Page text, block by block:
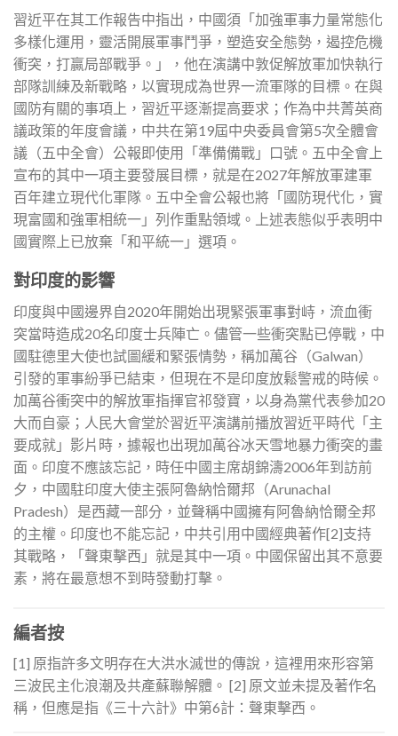
習近平在其工作報告中指出，中國須「加強軍事力量常態化
多樣化運用，靈活開展軍事鬥爭，塑造安全態勢，遏控危機
衝突，打贏局部戰爭。」，他在演講中敦促解放軍加快執行
部隊訓練及新戰略，以實現成為世界一流軍隊的目標。在與
國防有關的事項上，習近平逐漸提高要求；作為中共菁英商
議政策的年度會議，中共在第19屆中央委員會第5次全體會
議（五中全會）公報即使用「準備備戰」口號。五中全會上
宣布的其中一項主要發展目標，就是在2027年解放軍建軍
百年建立現代化軍隊。五中全會公報也將「國防現代化，實
現富國和強軍相統一」列作重點領域。上述表態似乎表明中
國實際上已放棄「和平統一」選項。
對印度的影響
印度與中國邊界自2020年開始出現緊張軍事對峙，流血衝
突當時造成20名印度士兵陣亡。儘管一些衝突點已停戰，中
國駐德里大使也試圖緩和緊張情勢，稱加萬谷（Galwan）
引發的軍事紛爭已結束，但現在不是印度放鬆警戒的時候。
加萬谷衝突中的解放軍指揮官祁發寶，以身為黨代表參加20
大而自豪；人民大會堂於習近平演講前播放習近平時代「主
要成就」影片時，據報也出現加萬谷冰天雪地暴力衝突的畫
面。印度不應該忘記，時任中國主席胡錦濤2006年到訪前
夕，中國駐印度大使主張阿魯納恰爾邦（Arunachal
Pradesh）是西藏一部分，並聲稱中國擁有阿魯納恰爾全邦
的主權。印度也不能忘記，中共引用中國經典著作[2]支持
其戰略，「聲東擊西」就是其中一項。中國保留出其不意要
素，將在最意想不到時發動打擊。
編者按
[1] 原指許多文明存在大洪水滅世的傳說，這裡用來形容第
三波民主化浪潮及共產蘇聯解體。 [2] 原文並未提及著作名
稱，但應是指《三十六計》中第6計：聲東擊西。